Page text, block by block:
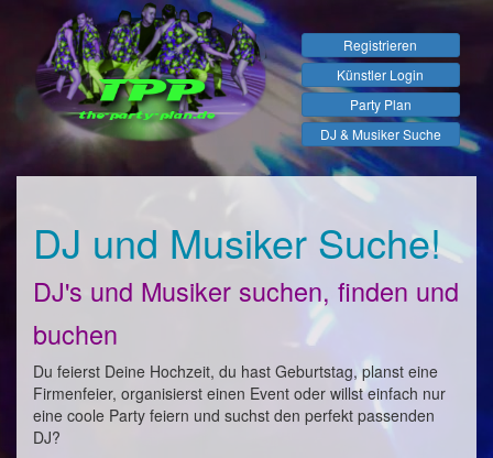
Registrieren
Künstler Login
Party Plan
DJ & Musiker Suche
DJ und Musiker Suche!
DJ's und Musiker suchen, finden und
buchen
Du feierst Deine Hochzeit, du hast Geburtstag, planst eine
Firmenfeier, organisierst einen Event oder willst einfach nur
eine coole Party feiern und suchst den perfekt passenden
DJ?